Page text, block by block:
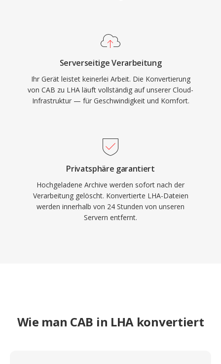
Serverseitige Verarbeitung
Ihr Gerät leistet keinerlei Arbeit. Die Konvertierung
von CAB zu LHA läuft vollständig auf unserer Cloud-
Infrastruktur — für Geschwindigkeit und Komfort.
Privatsphäre garantiert
Hochgeladene Archive werden sofort nach der
Verarbeitung gelöscht. Konvertierte LHA-Dateien
werden innerhalb von 24 Stunden von unseren
Servern entfernt.
Wie man CAB in LHA konvertiert